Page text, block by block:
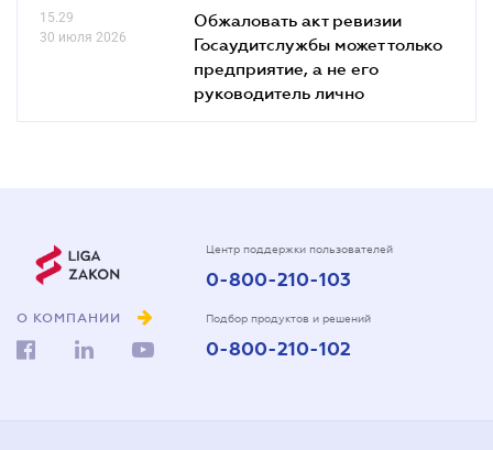
15.29
30 июля 2026
Обжаловать акт ревизии
Госаудитслужбы может только
предприятие, а не его
руководитель лично
О КОМПАНИИ
Центр поддержки пользователей
0-800-210-103
Подбор продуктов и решений
0-800-210-102